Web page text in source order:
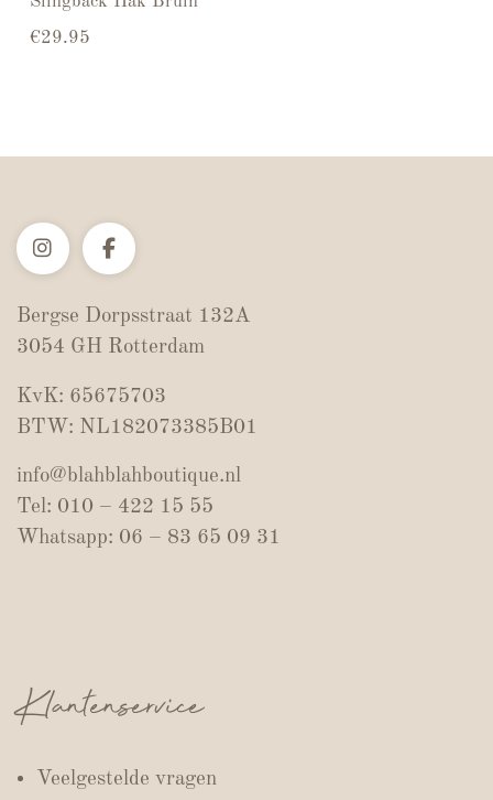
€29.95
Bergse Dorpsstraat 132A
3054 GH Rotterdam
KvK: 65675703
BTW: NL182073385B01
info@blahblahboutique.nl
Tel: 010 – 422 15 55
Whatsapp: 06 – 83 65 09 31
Klantenservice
Veelgestelde vragen